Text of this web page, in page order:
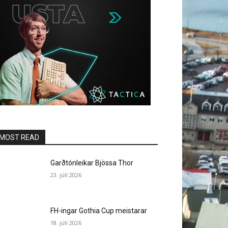
READ
Garðtónleikar Bjössa Thor
23. júlí 2026
FH-ingar Gothia Cup meistarar
18. júlí 2026